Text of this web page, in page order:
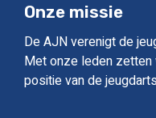
Onze missie
De AJN verenigt de
Met onze leden
positie van de